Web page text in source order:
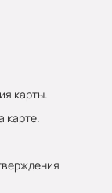
карты.
карте.